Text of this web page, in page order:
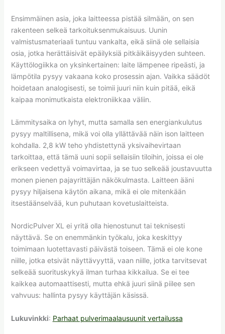
Ensimmäinen asia, joka laitteessa pistää silmään, on sen
rakenteen selkeä tarkoituksenmukaisuus. Uunin
valmistusmateriaali tuntuu vankalta, eikä siinä ole sellaisia
osia, jotka herättäisivät epäilyksiä pitkäikäisyyden suhteen.
Käyttölogiikka on yksinkertainen: laite lämpenee ripeästi, ja
lämpötila pysyy vakaana koko prosessin ajan. Vaikka säädöt
hoidetaan analogisesti, se toimii juuri niin kuin pitää, eikä
kaipaa monimutkaista elektroniikkaa väliin.
Lämmitysaika on lyhyt, mutta samalla sen energiankulutus
pysyy maltillisena, mikä voi olla yllättävää näin ison laitteen
kohdalla. 2,8 kW teho yhdistettynä yksivaihevirtaan
tarkoittaa, että tämä uuni sopii sellaisiin tiloihin, joissa ei ole
erikseen vedettyä voimavirtaa, ja se tuo selkeää joustavuutta
monen pienen pajayrittäjän näkökulmasta. Laitteen ääni
pysyy hiljaisena käytön aikana, mikä ei ole mitenkään
itsestäänselvää, kun puhutaan kovetuslaitteista.
NordicPulver XL ei yritä olla hienostunut tai teknisesti
näyttävä. Se on enemmänkin työkalu, joka keskittyy
toimimaan luotettavasti päivästä toiseen. Tämä ei ole kone
niille, jotka etsivät näyttävyyttä, vaan niille, jotka tarvitsevat
selkeää suorituskykyä ilman turhaa kikkailua. Se ei tee
kaikkea automaattisesti, mutta ehkä juuri siinä piilee sen
vahvuus: hallinta pysyy käyttäjän käsissä.
Lukuvinkki: Parhaat pulverimaalausuunit vertailussa